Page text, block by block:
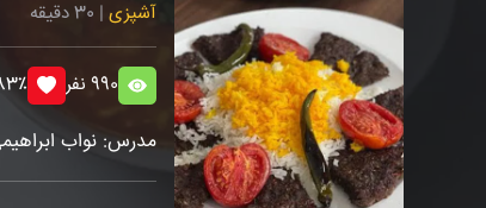
آشپزی | 30 دقیقه
990 نفر
مدرس: نواب